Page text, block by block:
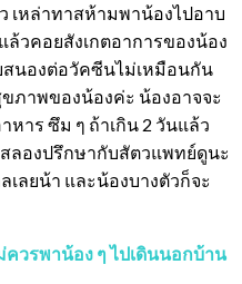
เหล่าทาสห้ามพาน้องไปอาบ
ล้วคอยสังเกตอาการของน้อง
สนองต่อวัคซีนไม่เหมือนกัน
ภาพของน้องค่ะ น้องอาจจะ
าร ซึม ๆ ถ้าเกิน 2 วันแล้ว
ลองปรึกษากับสัตวแพทย์ดูนะ
ลยน้า และน้องบางตัวก็จะ
วรพาน้อง ๆ ไปเดินนอกบ้าน